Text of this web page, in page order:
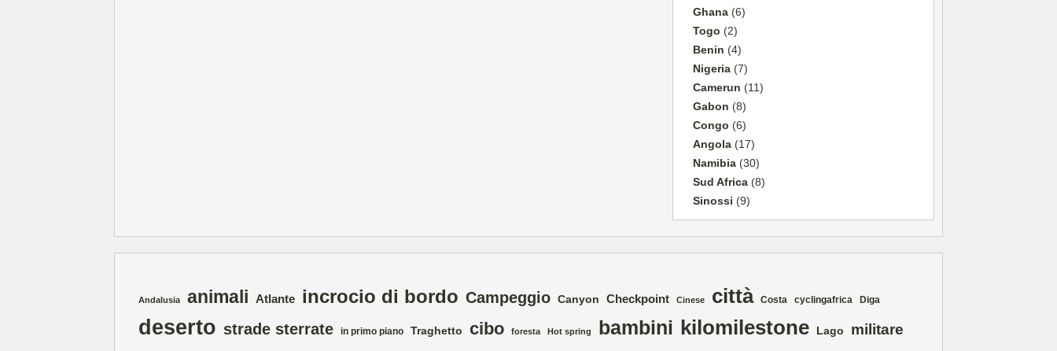
Ghana(6)
Togo (2)
Benin (4)
Nigeria(7)
Camerun (11)
Gabon (8)
Congo (6)
Angola(17)
Namibia(30)
Sud Africa(8)
Sinossi (9)
Andalusia animali Atlante incrocio di bordo Campeggio Canyon Checkpoint Cinese città Costa cyclingafrica Diga
deserto strade sterrate in primo piano Traghetto cibo foresta Hot spring bambini kilomilestone Lago militare